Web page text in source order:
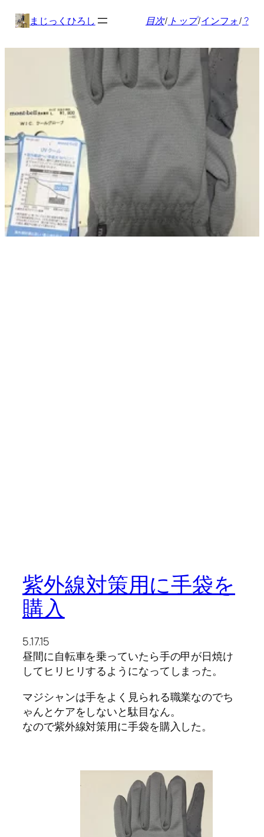
まじっくひろし 目次/ トップ/インフォ/ ?
紫外線対策用に手袋を
購入
5.17.15
昼間に自転車を乗っていたら手の甲が日焼け
してヒリヒリするようになってしまった。
マジシャンは手をよく見られる職業なのでち
ゃんとケアをしないと駄目なん。
なので紫外線対策用に手袋を購入した。